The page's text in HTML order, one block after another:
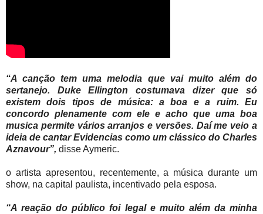
“A canção tem uma melodia que vai muito além do
sertanejo. Duke Ellington costumava dizer que só
existem dois tipos de música: a boa e a ruim. Eu
concordo plenamente com ele e acho que uma boa
musica permite vários arranjos e versões. Daí me veio a
ideia de cantar Evidencias como um clássico do Charles
Aznavour”, disse Aymeric.
o artista apresentou, recentemente, a música durante um
show, na capital paulista, incentivado pela esposa.
“A reação do público foi legal e muito além da minha